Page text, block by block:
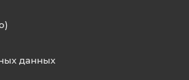
данных